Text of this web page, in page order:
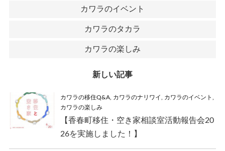
カワラのイベント
カワラのタカラ
カワラの楽しみ
新しい記事
カワラの移住Q&A, カワラのナリワイ カワラのイベント
カワラの楽しみ
【香春町移住・空き家相談室活動報告会20
26を実施しました！】